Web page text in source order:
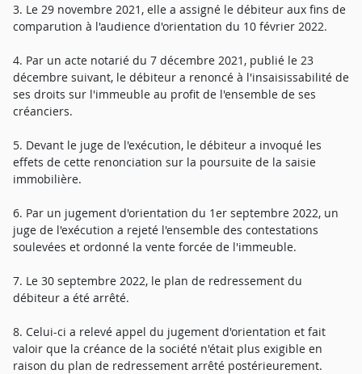
3. Le 29 novembre 2021, elle a assigné le débiteur aux fins de
comparution à l'audience d'orientation du 10 février 2022.
4. Par un acte notarié du 7 décembre 2021, publié le 23
décembre suivant, le débiteur a renoncé à l'insaisissabilité de
ses droits sur l'immeuble au profit de l'ensemble de ses
créanciers.
5. Devant le juge de l'exécution, le débiteur a invoqué les
effets de cette renonciation sur la poursuite de la saisie
immobilière.
6. Par un jugement d'orientation du 1er septembre 2022, un
juge de l'exécution a rejeté l'ensemble des contestations
soulevées et ordonné la vente forcée de l'immeuble.
7. Le 30 septembre 2022, le plan de redressement du
débiteur a été arrêté.
8. Celui-ci a relevé appel du jugement d'orientation et fait
valoir que la créance de la société n'était plus exigible en
raison du plan de redressement arrêté postérieurement.